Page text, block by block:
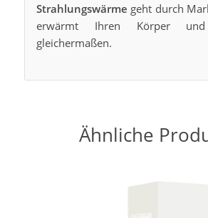
Strahlungswärme geht durch
erwärmt Ihren Körper
gleichermaßen.
Ähnliche